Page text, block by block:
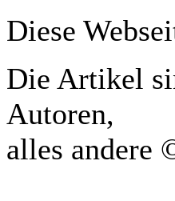
Diese
Die Artikel
Autoren,
alles andere